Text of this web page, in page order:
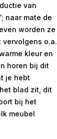
van
naar mate de
worden ze
vervolgens o.a.
kleur en
horen bij dit
je hebt
blad zit, dit
bij het
meubel